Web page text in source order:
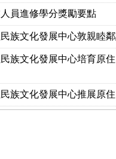
員進修學分獎勵要點
族文化發展中心敦親睦
族文化發展中心培育原
族文化發展中心推展原